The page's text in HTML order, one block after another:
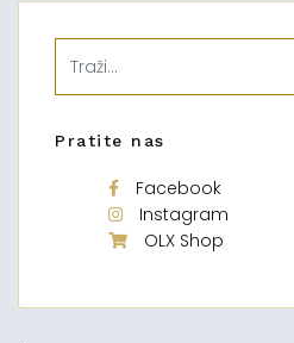
Pratite nas
Facebook
Instagram
OLX Shop